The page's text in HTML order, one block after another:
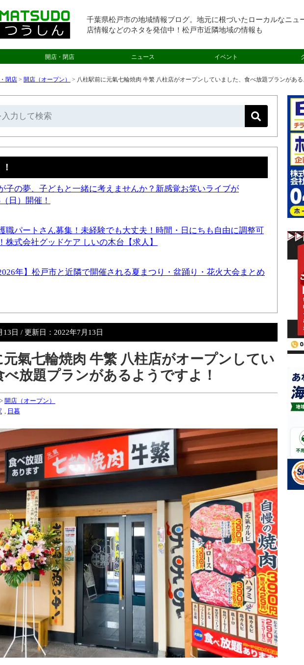
千葉県松戸市の地域情報ブログ。地元に根づいたローカルなニュ
店情報などのネタを発信中！松戸市近隣地域の情報も
開店・閉店 ニュース イベント
閉店 > 開店（オープン） > 八柱駅前に元氣七輪焼肉 牛繁 八柱店がオープンしていました、食べ放題プランがある
子の夢、子どもと一緒に考えませんか？新感覚お笑いライブが
日）開催！
職パートさん募集！未経験でも大丈夫！時間・日にちも自由に調整可
株式会社グッドケア しいの木台【求人】
2026年】松戸市と近隣で開催される夏まつり・盆踊り・花火大会まとめ
13日 / 更新日： 2022年7月13日
元氣七輪焼肉 牛繁 八柱店がオープンしてい
べ放題プランがあるようですよ！
> 開店（オープン）
日暮